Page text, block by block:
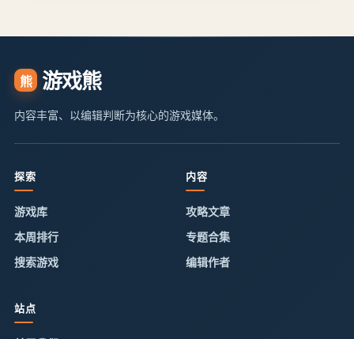
熊 游戏熊
内容丰富、以编辑判断为核心的游戏媒体。
探索
游戏库
本周排行
搜索游戏
内容
攻略文章
专题合集
编辑作者
站点